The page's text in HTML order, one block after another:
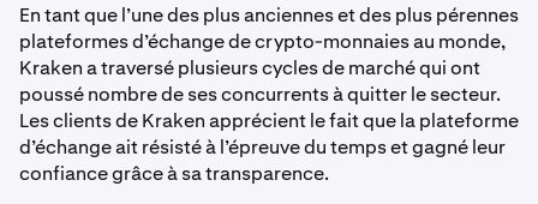
En tant que l’une des plus anciennes et des plus pérennes
plateformes d’échange de crypto-monnaies au monde,
Kraken a traversé plusieurs cycles de marché qui ont
poussé nombre de ses concurrents à quitter le secteur.
Les clients de Kraken apprécient le fait que la plateforme
d’échange ait résisté à l’épreuve du temps et gagné leur
confiance grâce à sa transparence.